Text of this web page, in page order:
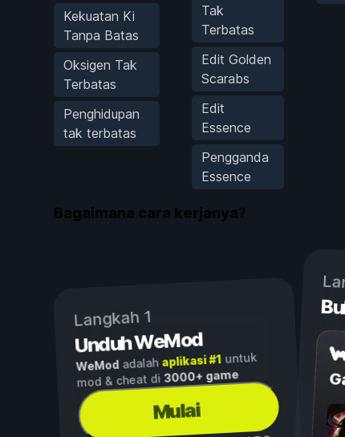
Kekuatan Ki
Tanpa Batas
Oksigen Tak
Terbatas
Penghidupan
tak terbatas
Tak
Terbatas
Edit Golden
Scarabs
Edit
Essence
Pengganda
Essence
Bagaimana cara kerjanya?
Langkah 1
Unduh WeMod
WeMod adalah aplikasi #1untuk
mod & cheat di3000+ game
Mulai